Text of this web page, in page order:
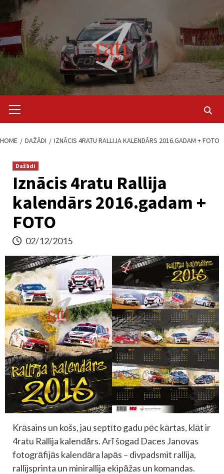
content
Menu
HOME DAŽĀDI IZNĀCIS 4RATU RALLIJA KALENDĀRS 2016.GADAM + FOTO
Dažādi
Iznācis 4ratu Rallija
kalendārs 2016.gadam +
FOTO
02/12/2015
Krāsains un košs, jau septīto gadu pēc kārtas, klāt ir
4ratu Rallija kalendārs. Arī šogad Daces Janovas
fotogrāfijās kalendāra lapās – divpadsmit rallija,
rallijsprinta un minirallija ekipāžas un komandas.